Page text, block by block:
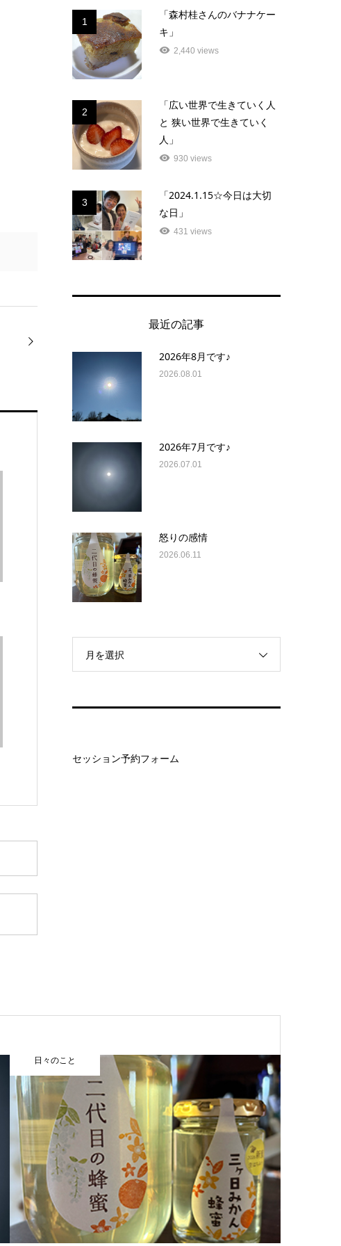
1
「森村桂さんのバナナケー
キ」
2,440 views
2
「広い世界で生きていく人
と 狭い世界で生きていく
人」
930 views
3
「2024.1.15☆今日は大切
な日」
431 views
最近の記事
2026年8月です♪
2026.08.01
2026年7月です♪
2026.07.01
怒りの感情
2026.06.11
月を選択
セッション予約フォーム
日々のこと